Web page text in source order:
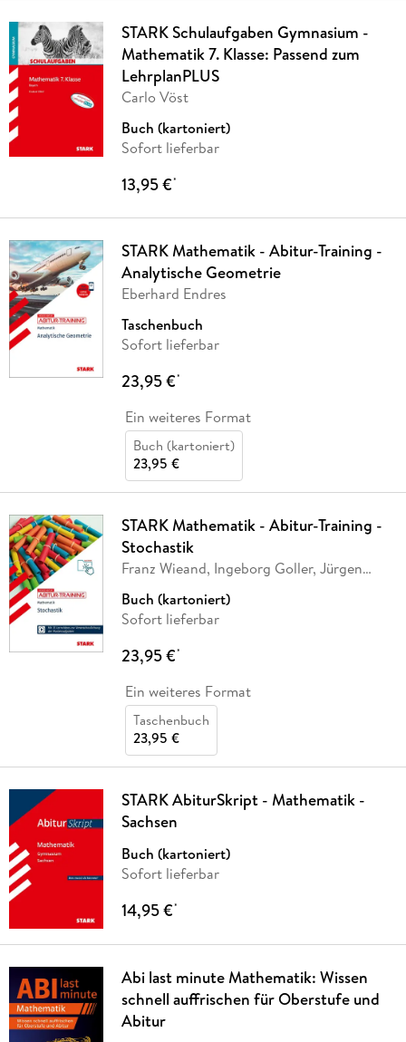
STARK Schulaufgaben Gymnasium -
Mathematik 7. Klasse: Passend zum
LehrplanPLUS
Carlo Vöst
Buch (kartoniert)
Sofort lieferbar
13,95 €*
STARK Mathematik - Abitur-Training -
Analytische Geometrie
Eberhard Endres
Taschenbuch
Sofort lieferbar
23,95 €*
Ein weiteres Format
Buch (kartoniert)
23,95 €
STARK Mathematik - Abitur-Training -
Stochastik
Franz Wieand, Ingeborg Goller, Jürgen
Buch (kartoniert)
Sofort lieferbar
23,95 €*
Ein weiteres Format
Taschenbuch
23,95 €
STARK AbiturSkript - Mathematik -
Sachsen
Buch (kartoniert)
Sofort lieferbar
14,95 €*
Abi last minute Mathematik: Wissen
schnell auffrischen für Oberstufe und
Abitur